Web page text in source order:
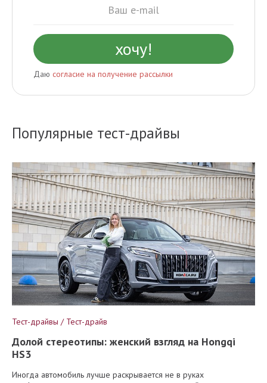
Даю согласие на получение рассылки
Популярные тест-драйвы
Тест-драйвы / Тест-драйв
Долой стереотипы: женский взгляд на Hongqi
HS3
Иногда автомобиль лучше раскрывается не в руках